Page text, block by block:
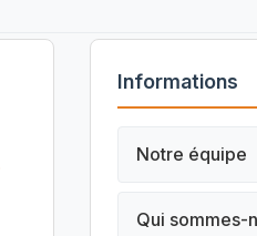
Informations
Notre équipe
Qui sommes-